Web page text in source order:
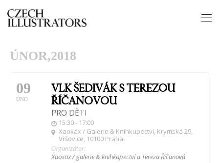
ÚNOR,2018
09
ÚNO
VLK ŠEDIVÁK S TEREZOU
ŘÍČANOVOU
PRO DĚTI
15:30 - 17:00
Xaoxax / Galerie & Knihkupectví , Krymská 29,
Vršovice, 10100 Praha
Organizátor:
Xaoxax / galerie & knihkupectví a Tereza Říčanová